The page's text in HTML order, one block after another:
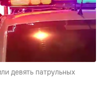
девять патрульных